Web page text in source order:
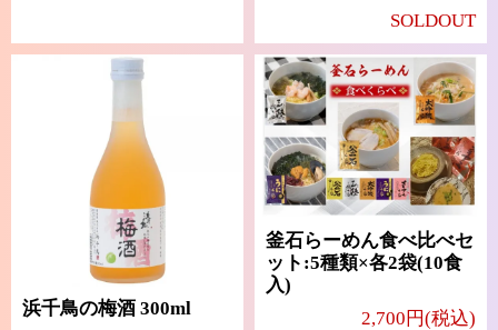
SOLDOUT
浜千鳥の梅酒 300ml
釜石らーめん食べ比べセ
ット:5種類×各2袋(10食
入)
2,700円(税込)